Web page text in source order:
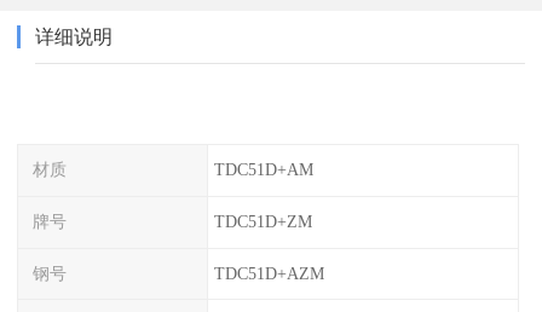
详细说明
材质 TDC51D+AM
牌号 TDC51D+ZM
钢号 TDC51D+AZM